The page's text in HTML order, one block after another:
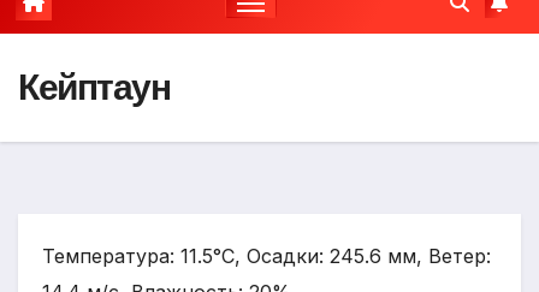
Кейптаун
Температура: 11.5°C, Осадки: 245.6 мм, Ветер: